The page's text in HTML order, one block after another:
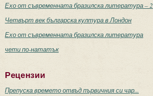
Ехо от съвременната бразилска литература – 2
Четвърт век българска култура в Лондон
Ехо от съвременната бразилска литература
чети по-нататък
Рецензии
Препуска времето отвъд първичния си чар...